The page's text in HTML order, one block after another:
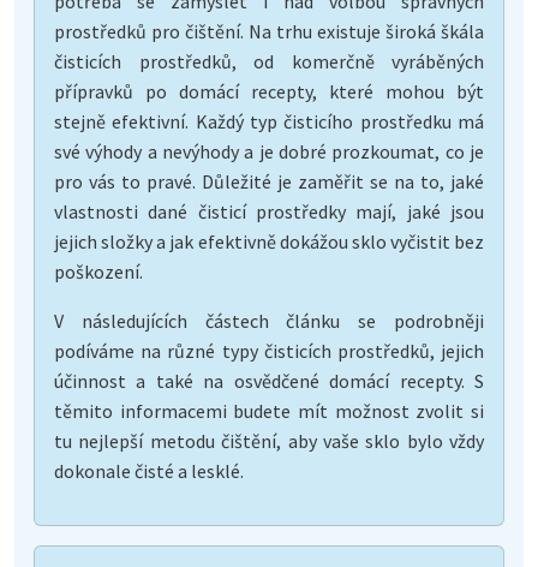
prostředků pro čištění. Na trhu existuje široká škála
čisticích prostředků, od komerčně vyráběných
přípravků po domácí recepty, které mohou být
stejně efektivní. Každý typ čisticího prostředku má
své výhody a nevýhody a je dobré prozkoumat, co je
pro vás to pravé. Důležité je zaměřit se na to, jaké
vlastnosti dané čisticí prostředky mají, jaké jsou
jejich složky a jak efektivně dokážou sklo vyčistit bez
poškození.
V následujících částech článku se podrobněji
podíváme na různé typy čisticích prostředků, jejich
účinnost a také na osvědčené domácí recepty. S
těmito informacemi budete mít možnost zvolit si
tu nejlepší metodu čištění, aby vaše sklo bylo vždy
dokonale čisté a lesklé.